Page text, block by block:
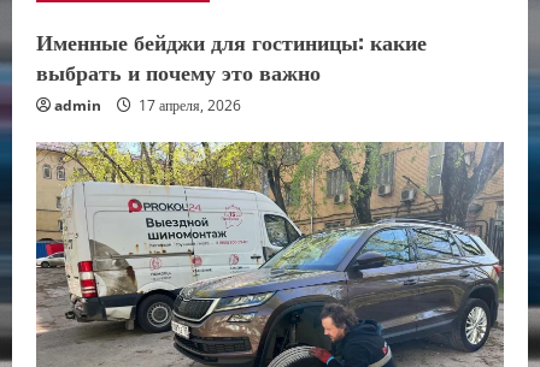
Именные бейджи для гостиницы: какие
выбрать и почему это важно
admin 17 апреля, 2026